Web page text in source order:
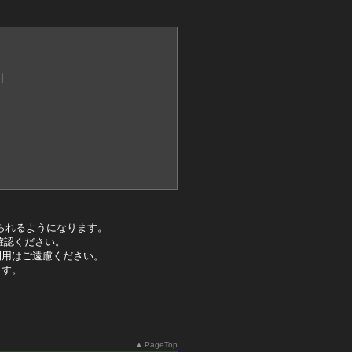
るようになります。
ください。
はご遠慮ください。
。
PageTop